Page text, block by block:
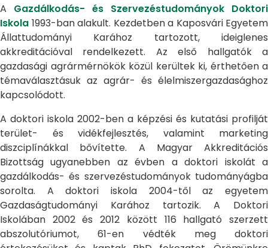
A Gazdálkodás- és Szervezéstudományok Doktori
Iskola 1993-ban alakult. Kezdetben a Kaposvári Egyetem
Állattudományi Karához tartozott, ideiglenes
akkreditációval rendelkezett. Az első hallgatók a
gazdasági agrármérnökök közül kerültek ki, érthetően a
témaválasztásuk az agrár- és élelmiszergazdasághoz
kapcsolódott.
A doktori iskola 2002-ben a képzési és kutatási profilját
terület- és vidékfejlesztés, valamint marketing
diszciplínákkal bővítette. A Magyar Akkreditációs
Bizottság ugyanebben az évben a doktori iskolát a
gazdálkodás- és szervezéstudományok tudományágba
sorolta. A doktori iskola 2004-től az egyetem
Gazdaságtudományi Karához tartozik. A Doktori
Iskolában 2002 és 2012 között 116 hallgató szerzett
abszolutóriumot, 61-en védték meg doktori